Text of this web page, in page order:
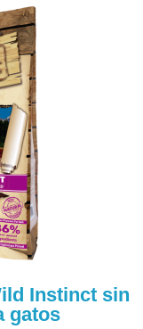
desde
19,96 €
hasta
47,35 €
Instinct sin
gatos